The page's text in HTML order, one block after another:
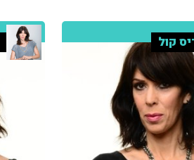
קול